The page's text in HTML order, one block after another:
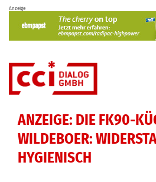
Skip
content
Anzeige
ANZEIGE: DIE FK90-
WILDEBOER:
HYGIENISCH